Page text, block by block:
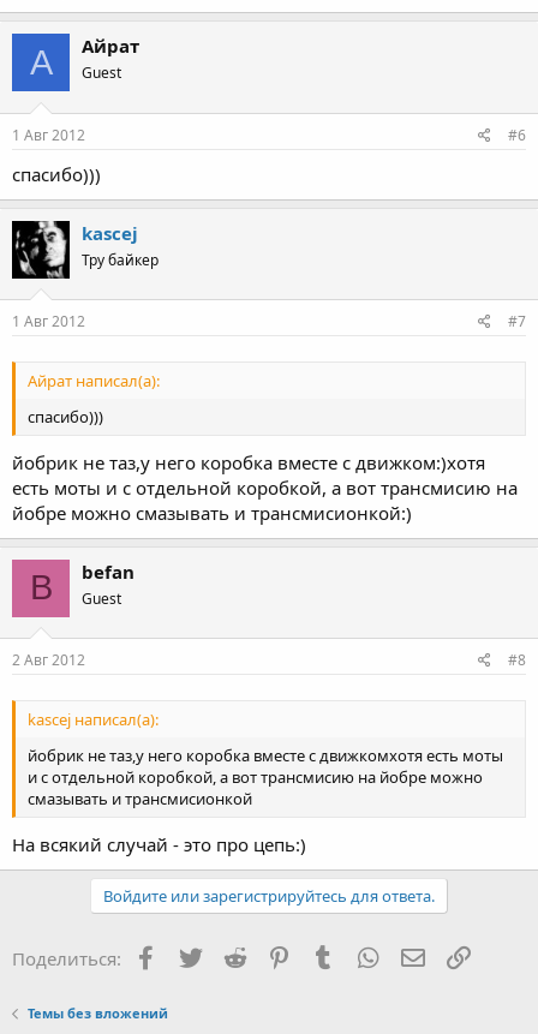
А Айрат
Guest
1 Авг 2012 #6
спасибо)))
kascej
Тру байкер
1 Авг 2012 #7
Айрат написал(а):
спасибо)))
йобрик не таз,у него коробка вместе с движком:)хотя
есть моты и с отдельной коробкой, а вот трансмисию на
йобре можно смазывать и трансмисионкой:)
B befan
Guest
2 Авг 2012 #8
kascej написал(а):
йобрик не таз,у него коробка вместе с движкомхотя есть моты
и с отдельной коробкой, а вот трансмисию на йобре можно
смазывать и трансмисионкой
На всякий случай - это про цепь:)
Войдите или зарегистрируйтесь для ответа.
Поделиться: Facebook
TwitterReddit PinterestTumblr WhatsApp Ссылка
Темы без вложений